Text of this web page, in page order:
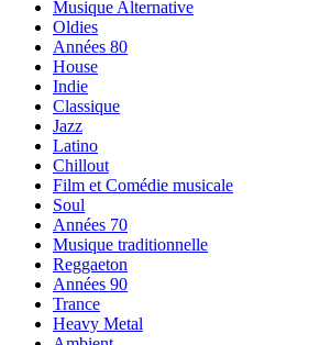
Musique Alternative
Oldies
Années 80
House
Indie
Classique
Jazz
Latino
Chillout
Film et Comédie musicale
Soul
Années 70
Musique traditionnelle
Reggaeton
Années 90
Trance
Heavy Metal